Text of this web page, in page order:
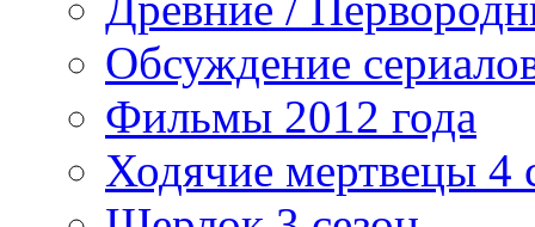
Обсуждение
Фильмы 2012 года
Ходячие мертвецы 4